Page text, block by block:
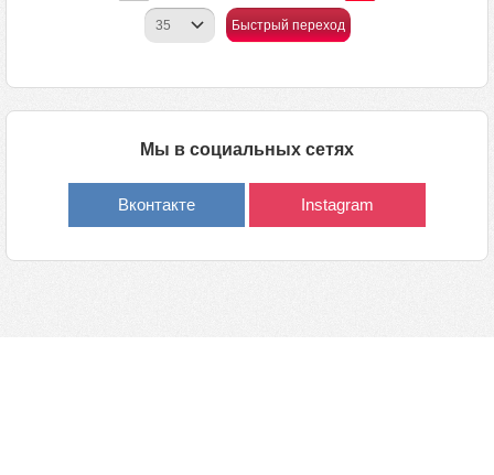
Быстрый переход
Мы в социальных сетях
Вконтакте Instagram